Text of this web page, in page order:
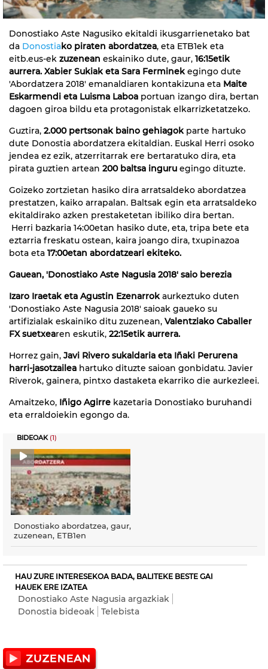
Donostiako Aste Nagusiko ekitaldi ikusgarrienetako bat
da Donostiako piraten abordatzea, eta ETB1ek eta
eitb.eus-ek zuzenean eskainiko dute, gaur, 16:15etik
aurrera. Xabier Sukiak eta Sara Ferminek egingo dute
'Abordatzera 2018' emanaldiaren kontakizuna eta Maite
Eskarmendi eta Luisma Laboa portuan izango dira, bertan
dagoen giroa bildu eta protagonistak elkarrizketatzeko.
Guztira, 2.000 pertsonak baino gehiagok parte hartuko
dute Donostia abordatzera ekitaldian. Euskal Herri osoko
jendea ez ezik, atzerritarrak ere bertaratuko dira, eta
pirata guztien artean 200 baltsa inguru egingo dituzte.
Goizeko zortzietan hasiko dira arratsaldeko abordatzea
prestatzen, kaiko arrapalan. Baltsak egin eta arratsaldeko
ekitaldirako azken prestaketetan ibiliko dira bertan.
Herri bazkaria 14:00etan hasiko dute, eta, tripa bete eta
eztarria freskatu ostean, kaira joango dira, txupinazoa
bota eta 17:00etan abordatzeari ekiteko.
Gauean, 'Donostiako Aste Nagusia 2018' saio berezia
Izaro Iraetak eta Agustin Ezenarrok aurkeztuko duten
'Donostiako Aste Nagusia 2018' saioak gaueko su
artifizialak eskainiko ditu zuzenean, Valentziako Caballer
FX suetxearen eskutik, 22:15etik aurrera.
Horrez gain, Javi Rivero sukaldaria eta Iñaki Perurena
harri-jasotzailea hartuko dituzte saioan gonbidatu. Javier
Riverok, gainera, pintxo dastaketa ekarriko die aurkezleei.
Amaitzeko, Iñigo Agirre kazetaria Donostiako buruhandi
eta erraldoiekin egongo da.
BIDEOAK (1)
Donostiako abordatzea, gaur,
zuzenean, ETB1en
HAU ZURE INTERESEKOA BADA, BALITEKE BESTE GAI
HAUEK ERE IZATEA
Donostiako Aste Nagusia argazkiak
Donostia bideoak
Telebista